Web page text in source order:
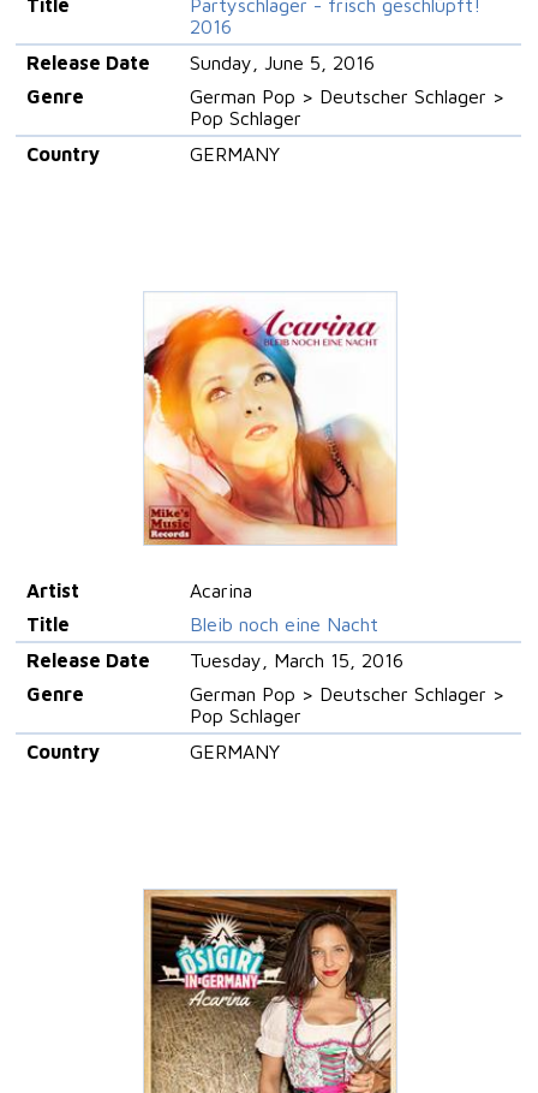
2016
Release Date
Sunday, June 5, 2016
Genre
German Pop > Deutscher Schlager >
Pop Schlager
Country
GERMANY
Artist
Acarina
Title
Bleib noch eine Nacht
Release Date
Tuesday, March 15, 2016
Genre
German Pop > Deutscher Schlager >
Pop Schlager
Country
GERMANY